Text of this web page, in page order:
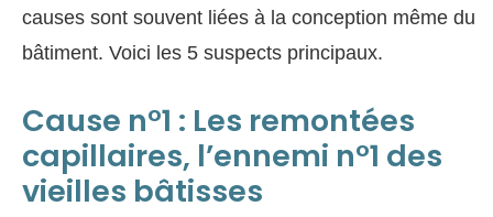
causes sont souvent liées à la conception même du
bâtiment. Voici les 5 suspects principaux.
Cause n°1 : Les remontées
capillaires, l’ennemi n°1 des
vieilles bâtisses